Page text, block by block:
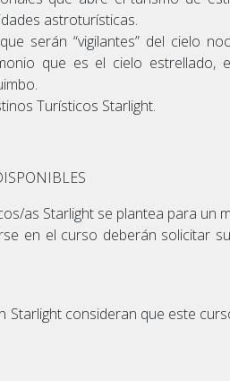
astroturísticas.
serán “vigilantes” del cielo
que es el cielo estrellado,
Turísticos Starlight.
as Starlight se plantea para un
en el curso deberán solicitar
Starlight consideran que este